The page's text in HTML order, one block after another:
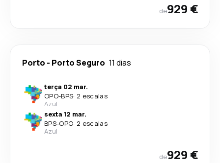
de929 €
Porto - Porto Seguro 11 dias
terça 02 mar.
OPO-BPS· 2 escalas
Azul
sexta 12 mar.
BPS-OPO· 2 escalas
Azul
de929 €